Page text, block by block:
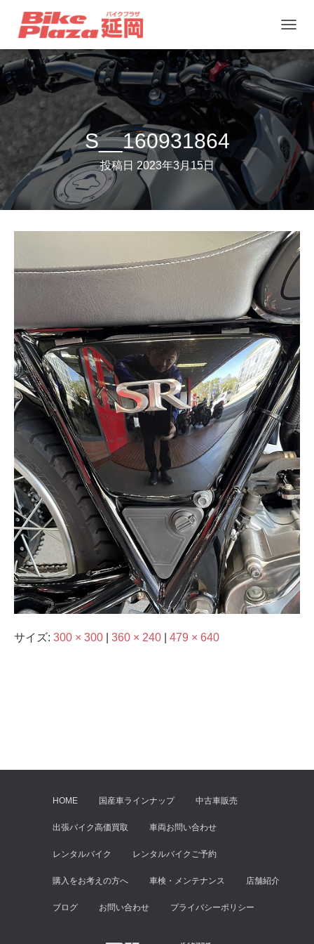
ビ
ー
シ
ョ
ン
を
り
え
S__160931864
投稿日 2023年3月15日
サイズ: 300 × 300 360 × 240 479 × 640
HOME 国産車ラインナップ 中古車販売
出張バイク高価買取 車両お問い合わせ
レンタルバイク レンタルバイクご予約
購入をお考えの方へ 車検・メンテナンス 店舗紹介
ブログ お問い合わせ プライバシーポリシー